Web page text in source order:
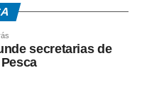
das potencialidades de
e Lazer, Cristiano
secretarias de